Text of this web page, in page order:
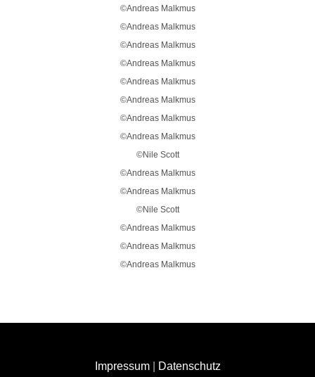
©Andreas Malkmus
©Andreas Malkmus
©Andreas Malkmus
©Andreas Malkmus
©Andreas Malkmus
©Andreas Malkmus
©Andreas Malkmus
©Andreas Malkmus
©Nile Scott
©Andreas Malkmus
©Andreas Malkmus
©Nile Scott
©Andreas Malkmus
©Andreas Malkmus
©Andreas Malkmus
Impressum| Datenschutz